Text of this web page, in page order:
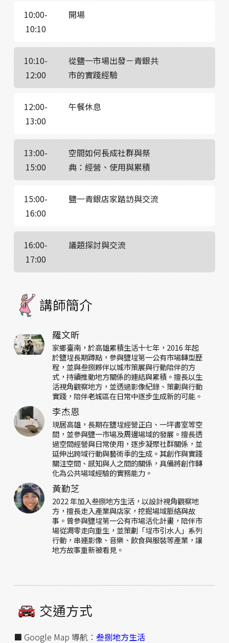
10:00-
10:10
開場
10:10-
12:00
從鹽一市場出發－青銀共
市的實踐經驗
12:00-
13:00
午餐休息
13:00-
15:00
空間如何長成社群與祭
典：經營、使用與累積
15:00-
16:00
鹽一青銀店家踏訪與交流
16:00-
17:00
議題探討與交流
講師簡介
羅文昕
家鄉臺南，於高雄累積生活十七年，2016 年起
於鹽埕長期蹲點，參與鹽埕第一公有市場轉型歷
程，並與叁捌夥伴以城市策展與行動陪伴的方
式，持續推動地方關係的連結與累積。擅長以生
活視角觀察地方，並透過影像紀錄、策劃與行動
實踐，陪伴老城區在日常中逐步生成新的可能。
李杰恩
現居高雄，長期在鹽埕經營正白、一坪書室等空
間，並參與鹽一市場及周邊場域的發展。擅長透
過空間經營與日常使用，逐步凝聚社群關係，並
延伸出跨域行動與藝術季的生成。其創作與實踐
關注空間、感知與人之間的關係，具備將創作轉
化為公共場域經驗的實務能力。
黃勤芝
2022 年加入叁捌地方生活，以設計視角觀察地
方，擅長走入產業與店家，挖掘場域脈絡與故
事。曾參與鹽埕第一公有市場活化計畫，陪伴市
場從凋零走向重生，並策劃「埕市引水人」系列
行動，串連影像、音樂、飲食與服裝等產業，讓
地方故事重新被看見。
交通方式
■ Google Map 導航： 叁捌地方生活